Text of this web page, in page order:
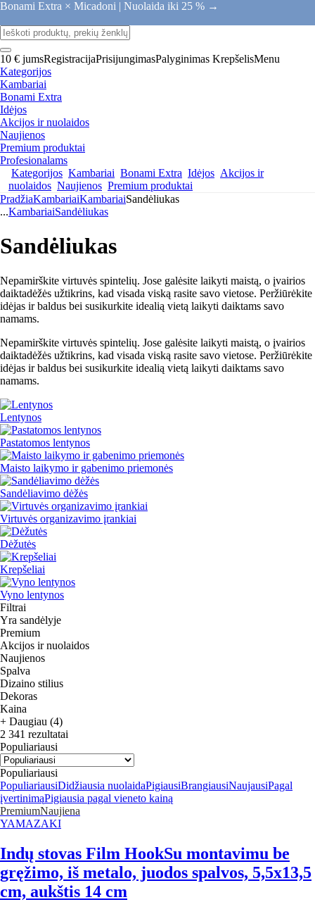
Bonami Extra × Micadoni | Nuolaida iki 25 % →
10 € jumsRegistracijaPrisijungimasPalyginimas KrepšelisMenu
Kategorijos
Kambariai
Bonami Extra
Idėjos
Akcijos ir nuolaidos
Naujienos
Premium produktai
Profesionalams
Kategorijos Kambariai Bonami Extra Idėjos Akcijos ir
nuolaidos Naujienos Premium produktai
PradžiaKambariaiKambariaiSandėliukas
...KambariaiSandėliukas
Sandėliukas
Nepamirškite virtuvės spintelių. Jose galėsite laikyti maistą, o įvairios
daiktadėžės užtikrins, kad visada viską rasite savo vietose. Peržiūrėkite
idėjas ir baldus bei susikurkite idealią vietą laikyti daiktams savo
namams.
Nepamirškite virtuvės spintelių. Jose galėsite laikyti maistą, o įvairios
daiktadėžės užtikrins, kad visada viską rasite savo vietose. Peržiūrėkite
idėjas ir baldus bei susikurkite idealią vietą laikyti daiktams savo
namams.
Lentynos
Pastatomos lentynos
Maisto laikymo ir gabenimo priemonės
Sandėliavimo dėžės
Virtuvės organizavimo įrankiai
Dėžutės
Krepšeliai
Vyno lentynos
Filtrai
Yra sandėlyje
Premium
Akcijos ir nuolaidos
Naujienos
Spalva
Dizaino stilius
Dekoras
Kaina
+ Daugiau (4)
2 341 rezultatai
Populiariausi
Populiariausi
PopuliariausiDidžiausia nuolaidaPigiausiBrangiausiNaujausiPagal
įvertinimąPigiausia pagal vieneto kainą
PremiumNaujiena
YAMAZAKI
Indų stovas Film HookSu montavimu be
gręžimo, iš metalo, juodos spalvos, 5,5x13,5
cm, aukštis 14 cm